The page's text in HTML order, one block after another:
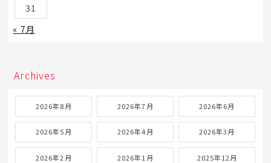
31
« 7月
Archives
2026年8月 2026年7月 2026年6月
2026年5月 2026年4月 2026年3月
2026年2月 2026年1月 2025年12月